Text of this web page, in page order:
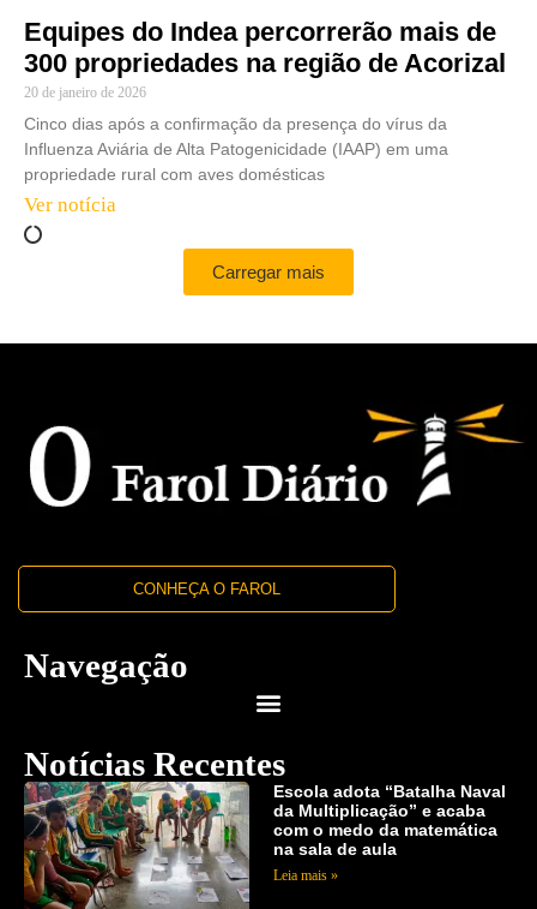
Equipes do Indea percorrerão mais de
300 propriedades na região de Acorizal
20 de janeiro de 2026
Cinco dias após a confirmação da presença do vírus da
Influenza Aviária de Alta Patogenicidade (IAAP) em uma
propriedade rural com aves domésticas
Ver notícia
Carregar mais
CONHEÇA O FAROL
Navegação
Notícias Recentes
Escola adota “Batalha Naval
da Multiplicação” e acaba
com o medo da matemática
na sala de aula
Leia mais »